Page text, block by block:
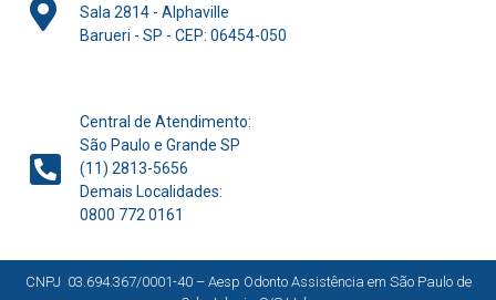
Sala 2814 - Alphaville
Barueri - SP - CEP: 06454-050
Central de Atendimento:
São Paulo e Grande SP
(11) 2813-5656
Demais Localidades:
0800 772 0161
CNPJ 03.694.367/0001-40 – Aesp Odonto Assistência em São Paulo de